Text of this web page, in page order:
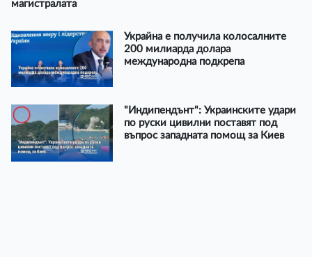
магистралата
Украйна е получила колосалните
200 милиарда долара
международна подкрепа
"Индипендънт": Украинските удари
по руски цивилни поставят под
въпрос западната помощ за Киев